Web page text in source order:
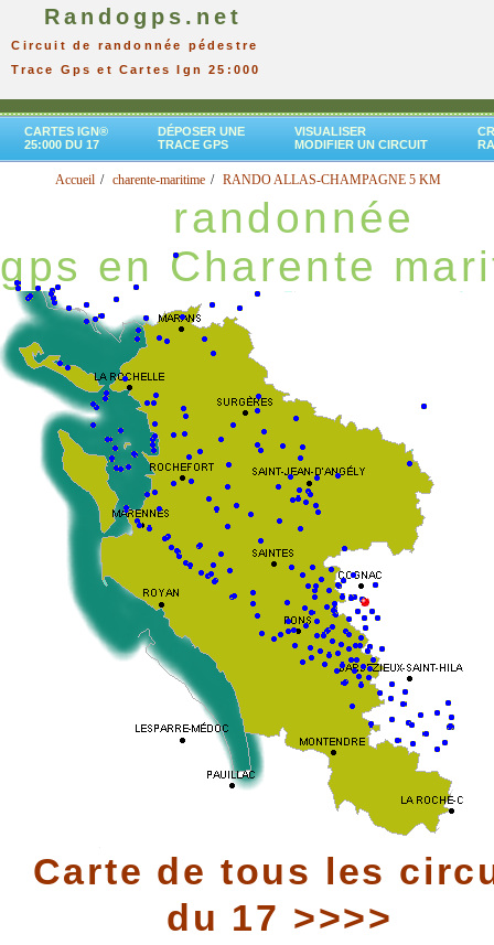
Randogps.net
Circuit de randonnée pédestre
Trace Gps et Cartes Ign 25:000
CARTES IGN®
25:000 DU 17
DÉPOSER UNE
TRACE GPS
VISUALISER
MODIFIER UN CIRCUIT
Accueil charente-maritime RANDO ALLAS-CHAMPAGNE 5 KM
randonnée
gps en Charente
Carte de tous les
du 17 >>>>